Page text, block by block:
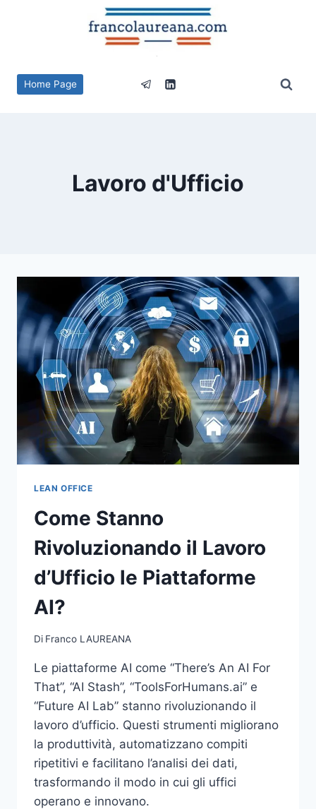
Home Page
Lavoro d'Ufficio
LEAN OFFICE
Come Stanno
Rivoluzionando il Lavoro
d’Ufficio le Piattaforme
AI?
Di Franco LAUREANA
Le piattaforme AI come “There’s An AI For
That”, “AI Stash”, “ToolsForHumans.ai” e
“Future AI Lab” stanno rivoluzionando il
lavoro d’ufficio. Questi strumenti migliorano
la produttività, automatizzano compiti
ripetitivi e facilitano l’analisi dei dati,
trasformando il modo in cui gli uffici
operano e innovano.